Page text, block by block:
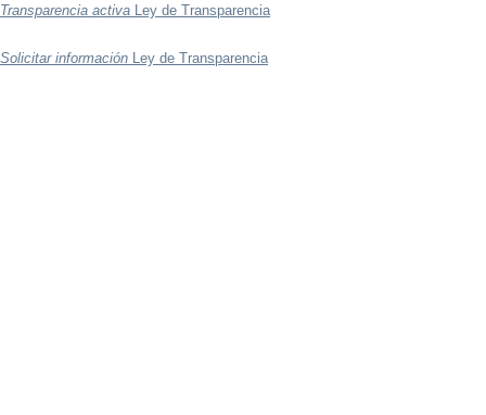
Transparencia activa Ley de Transparencia
Solicitar información Ley de Transparencia